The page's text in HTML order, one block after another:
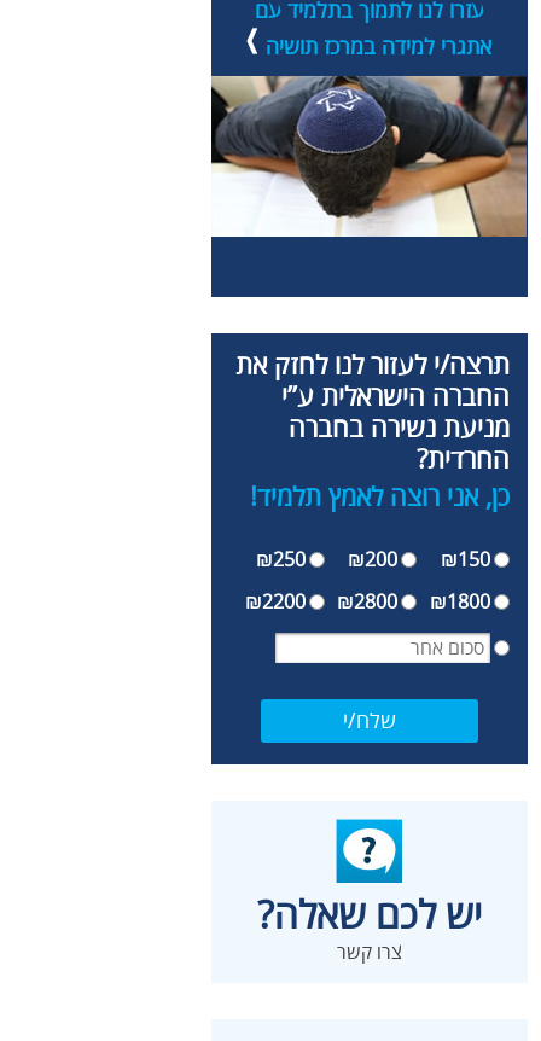
עזרו לנו לתמוך בתלמיד עם
אתגרי למידה במרכז תושיה
תרצה/י לעזור לנו לחזק את
החברה הישראלית ע”י
מניעת נשירה בחברה
החרדית?
כן, אני רוצה לאמץ תלמיד!
₪150
₪200
₪250
₪1800
₪2800
₪2200
שלח/י
יש לכם שאלה?
צרו קשר